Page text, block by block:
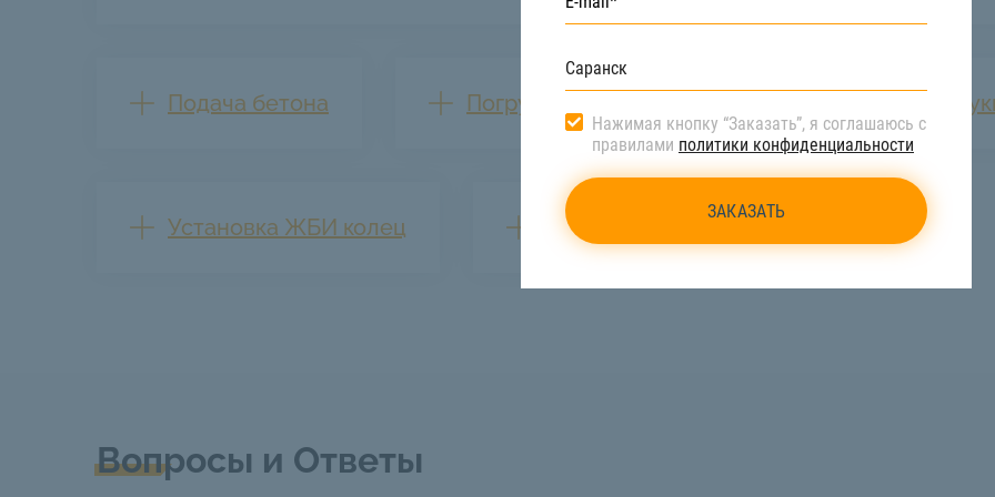
Подача бетона Погрузка грузов Демонтаж
Установка ЖБИ колец Сборка сруба
Вопросы и Ответы
Нажимая кнопку “Заказать”, я соглашаюсь с
правилами политики конфиденциальности